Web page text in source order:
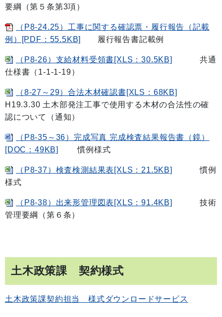
要綱（第５条第3項）
（P8-24.25）工事に関する確認票・履行報告（記載
例）[PDF：55.5KB]
履行報告書記載例
（P8-26）支給材料受領書[XLS：30.5KB]
共通
仕様書（1-1-1-19）
（8-27～29）合法木材確認書[XLS：68KB]
H19.3.30 土木部発注工事で使用する木材の合法性の確
認について（通知）
（P8-35～36）完成写真 完成検査結果報告書（鏡）
[DOC：49KB]
慣例様式
（P8-37）検査検測結果表[XLS：21.5KB]
慣例
様式
（P8-38）出来形管理図表[XLS：91.4KB]
技術
管理要綱（第６条）
土木政策課 契約様式
土木政策課契約担当 様式ダウンロードサービス